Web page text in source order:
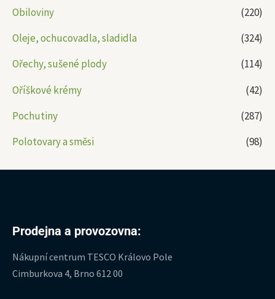
Obiloviny
(220)
Oleje, ochucovadla, sladidla
(324)
Ořechy, sušené plody
(114)
Oříškové krémy
(42)
Pochutiny
(287)
Polotovary a směsi
(98)
Prodejna a provozovna:
Nákupní centrum TESCO Královo Pole
Cimburkova 4, Brno 612 00